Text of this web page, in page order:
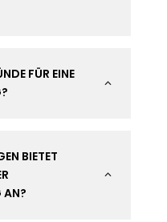
2
FÜR EINE
2
BIETET
AN?